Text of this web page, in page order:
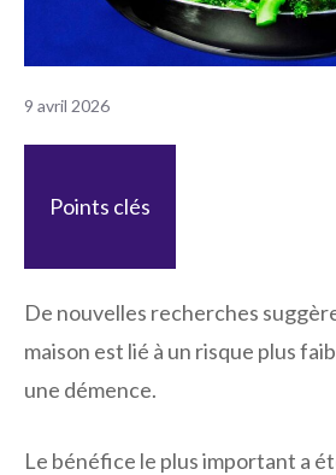
9 avril 2026
Points clés
De nouvelles recherches
maison est lié à un risque plus
une démence.
Le bénéfice le plus important a